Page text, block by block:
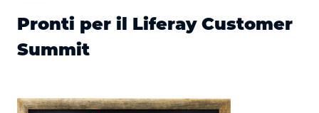
Pronti per il Liferay Customer
Summit